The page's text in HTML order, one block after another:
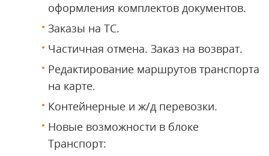
оформления комплектов документов.
Заказы на ТС.
Частичная отмена. Заказ на возврат.
Редактирование маршрутов транспорта
на карте.
Контейнерные и ж/д перевозки.
Новые возможности в блоке
Транспорт: